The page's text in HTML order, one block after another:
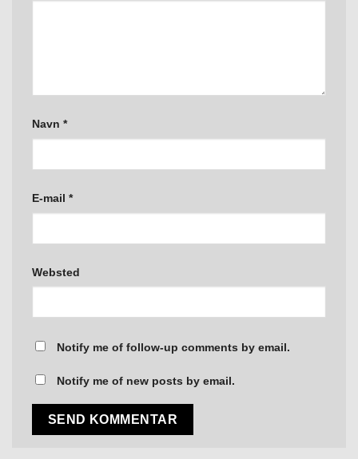
Navn *
E-mail *
Websted
Notify me of follow-up comments by email.
Notify me of new posts by email.